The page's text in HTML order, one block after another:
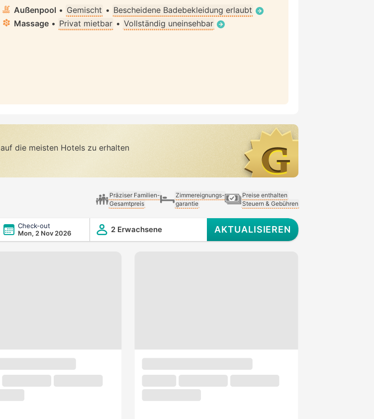
Außenpool • Gemischt • Bescheidene Badebekleidung erlaubt
Massage • Privat mietbar • Vollständig uneinsehbar
auf die meisten Hotels zu erhalten
Präziser Familien-
Gesamtpreis
Zimmereignungs-
garantie
Preise enthalten
Steuern & Gebühren
Check-out
Mon, 2 Nov 2026
2 Erwachsene AKTUALISIEREN